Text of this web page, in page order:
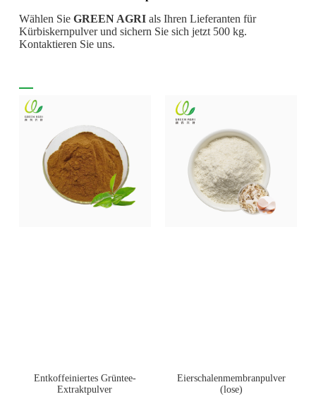
Wählen Sie GREEN AGRIals Ihren Lieferanten für
Kürbiskernpulver und sichern Sie sich jetzt 500 kg.
Kontaktieren Sie uns.
Entkoffeiniertes Grüntee-
Extraktpulver
Eierschalenmembranpulver
(lose)